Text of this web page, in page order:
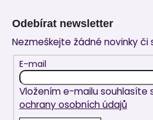
Odebírat newsletter
Nezmeškejte žádné novinky či
E-mail
Vložením e-mailu souhlasíte
ochrany osobních údajů